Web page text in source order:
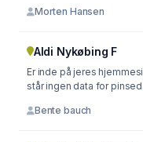
Morten Hansen
Aldi Nykøbing F
Er inde på jeres
står ingen data for
Bente bauch